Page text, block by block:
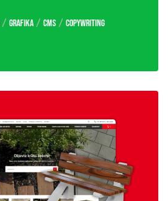
/ Grafika / CMS / Copywriting